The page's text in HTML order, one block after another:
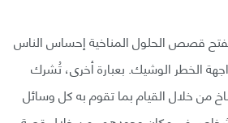
قصص الحلول المناخية إحساس الناس
الخطر الوشيك. بعبارة أخرى، تُشرك
من خلال القيام بما تقوم به كل وسائل